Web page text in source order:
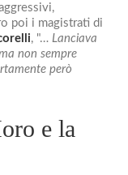
poi i magistrati di
, "… Lanciava
non sempre
però
e la